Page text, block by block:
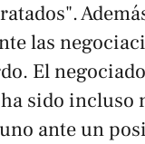
las
El
sido incluso
ante un